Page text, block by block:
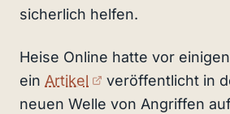
sicherlich helfen.
Heise Online hatte vor
ein Artikel (externer Link)
veröffentlicht in
neuen Welle von Angriffen